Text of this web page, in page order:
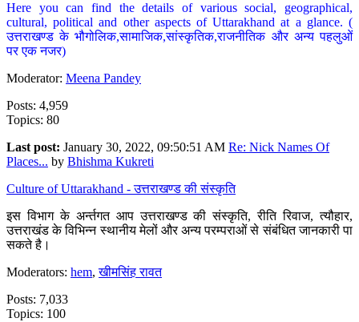
Here you can find the details of various social, geographical,
cultural, political and other aspects of Uttarakhand at a glance. (
उत्तराखण्ड के भौगोलिक,सामाजिक,सांस्कृतिक,राजनीतिक और अन्य पहलुओं
पर एक नजर)
Moderator: Meena Pandey
Posts: 4,959
Topics: 80
Last post: January 30, 2022, 09:50:51 AM Re: Nick Names Of
Places... by Bhishma Kukreti
Culture of Uttarakhand - उत्तराखण्ड की संस्कृति
इस विभाग के अर्न्तगत आप उत्तराखण्ड की संस्कृति, रीति रिवाज, त्यौहार,
उत्तराखंड के विभिन्न स्थानीय मेलों और अन्य परम्पराओं से संबंधित जानकारी पा
सकते है।
Moderators: hem,खीमसिंह रावत
Posts: 7,033
Topics: 100